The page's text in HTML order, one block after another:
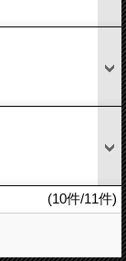
(10件/11件)